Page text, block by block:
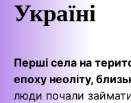
Україні
Перші села на
епоху неоліту,
люди почали